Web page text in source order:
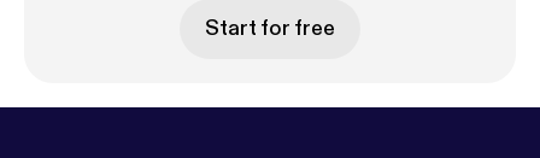
denkmee@vgz.nl [denkmee@vgz.nl].
Start for free